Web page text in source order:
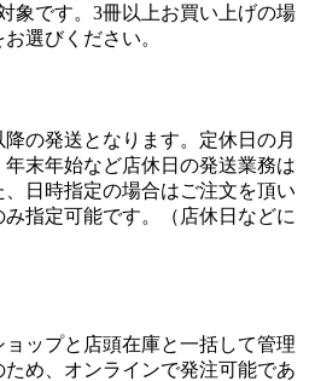
象です。3冊以上お買い上げの場
選びください。
の発送となります。定休日の月
末年始など店休日の発送業務は
日時指定の場合はご注文を頂い
指定可能です。（店休日などに
ップと店頭在庫と一括して管理
ため、オンラインで発注可能であ